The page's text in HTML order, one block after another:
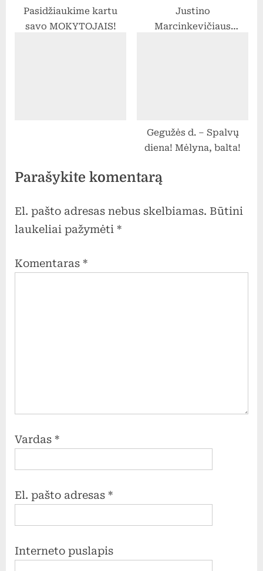
Pasidžiaukime kartu
savo MOKYTOJAIS!
Justino
Marcinkevičiaus
Gegužės d. – Spalvų
diena! Mėlyna, balta!
Parašykite komentarą
El. pašto adresas nebus skelbiamas. Būtini
laukeliai pažymėti *
Komentaras *
Vardas *
El. pašto adresas *
Interneto puslapis